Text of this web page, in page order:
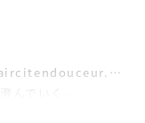
んでいく。